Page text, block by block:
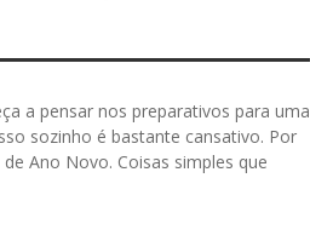
a pensar nos preparativos para uma
sozinho é bastante cansativo. Por
Ano Novo. Coisas simples que